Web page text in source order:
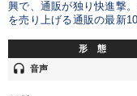
興で、通販が独り快進撃
を売り上げる通販の最新
形 態
headset 音声